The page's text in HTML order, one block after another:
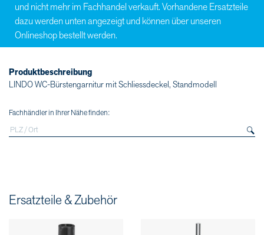
und nicht mehr im Fachhandel verkauft. Vorhandene Ersatzteile
dazu werden unten angezeigt und können über unseren
Onlineshop bestellt werden.
Produktbeschreibung
LINDO WC-Bürstengarnitur mit Schliessdeckel, Standmodell
Fachhändler in Ihrer Nähe finden:
Ersatzteile & Zubehör